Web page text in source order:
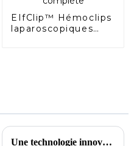
EIfClip™ Hémoclips
laparoscopiques
Une technologie innovante ouvre la voie à un avenir intelligent | Sunstone a participé au 88e CMEF